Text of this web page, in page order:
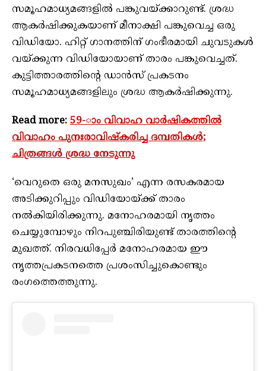
സമൂഹമാധ്യമങ്ങളില്‍ പങ്കുവയ്ക്കാറുണ്ട്. ശ്രദ്ധ
ആകര്‍ഷിക്കുകയാണ് മീനാക്ഷി പങ്കുവെച്ച ഒരു
വിഡിയോ. ഹിറ്റ് ഗാനത്തിന് ഗംഭീരമായി ചുവടുകള്‍
വയ്ക്കുന്ന വിഡിയോയാണ് താരം പങ്കുവെച്ചത്.
കുട്ടിത്താരത്തിന്റെ ഡാന്‍സ് പ്രകടനം
സമൂഹമാധ്യമങ്ങളിലും ശ്രദ്ധ ആകര്‍ഷിക്കുന്നു.
Read more: 59-ാം വിവാഹ വാര്‍ഷികത്തില്‍
വിവാഹം പുനഃരാവിഷ്‌കരിച്ച ദമ്പതികള്‍;
ചിത്രങ്ങള്‍ ശ്രദ്ധ നേടുന്നു
‘വെറുതെ ഒരു മനസുഖം’ എന്ന രസകരമായ
അടിക്കുറിപ്പും വിഡിയോയ്ക്ക് താരം
നല്‍കിയിരിക്കുന്നു. മനോഹരമായി നൃത്തം
ചെയ്യുമ്പോഴും നിറപുഞ്ചിരിയുണ്ട് താരത്തിന്റെ
മുഖത്ത്. നിരവധിപ്പേര്‍ മനോഹരമായ ഈ
നൃത്തപ്രകടനത്തെ പ്രശംസിച്ചുകൊണ്ടും
രംഗത്തെത്തുന്നു.